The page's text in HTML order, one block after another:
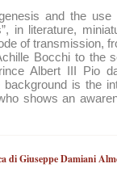
and the
in literature,
of transmission,
Bocchi to the
Albert III Pio
is the
shows an
di Giuseppe Damiani